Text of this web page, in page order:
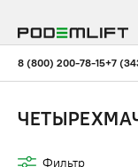
8 (800) 200-78-15+7
Фильтр